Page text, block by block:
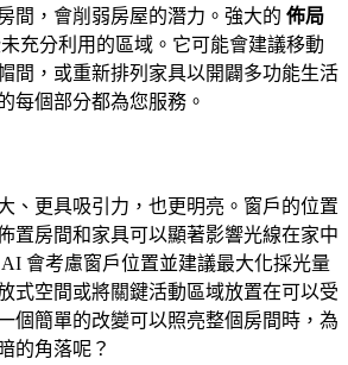
間，會削弱房屋的潛力。強大的 佈局
充分利用的區域。它可能會建議移動
間，或重新排列家具以開闢多功能生活
每個部分都為您服務。
、更具吸引力，也更明亮。窗戶的位置
置房間和家具可以顯著影響光線在家中
會考慮窗戶位置並建議最大化採光量
式空間或將關鍵活動區域放置在可以受
個簡單的改變可以照亮整個房間時，為
的角落呢？